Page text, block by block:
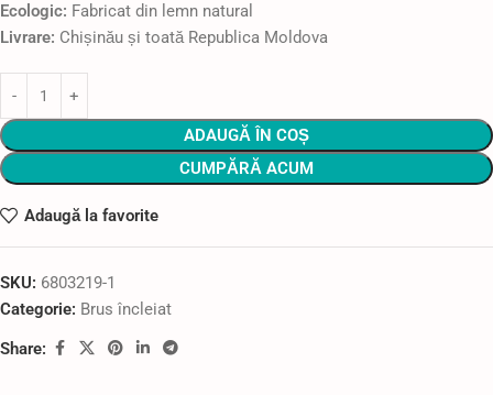
Ecologic: Fabricat din lemn natural
Livrare: Chișinău și toată Republica Moldova
ADAUGĂ ÎN COȘ
CUMPĂRĂ ACUM
Adaugă la favorite
SKU: 6803219-1
Categorie: Brus încleiat
Share: